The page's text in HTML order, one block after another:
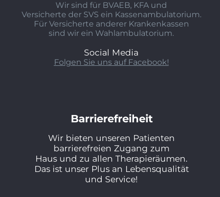
Wir sind für BVAEB, KFA und
Versicherte der SVS ein Kassenambulatorium.
Für Versicherte anderer Krankenkassen
sind wir ein Wahlambulatorium.
Social Media
Folgen Sie uns auf Facebook!
Barrierefreiheit
Wir bieten unseren Patienten
barrierefreien Zugang zum
Haus und zu allen Therapieräumen.
Das ist unser Plus an Lebensqualität
und Service!